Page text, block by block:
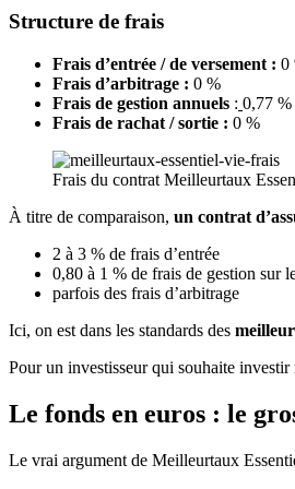
Structure de frais
Frais d’entrée / de versement : 0
Frais d’arbitrage : 0 %
Frais de gestion annuels : 0,77 %
Frais de rachat / sortie : 0 %
Frais du contrat Meilleurtaux
À titre de comparaison, un contrat
2 à 3 % de frais d’entrée
0,80 à 1 % de frais de gestion sur
parfois des frais d’arbitrage
Ici, on est dans les standards des
Pour un investisseur qui souhaite
Le fonds en euros : le
Le vrai argument de Meilleurtaux